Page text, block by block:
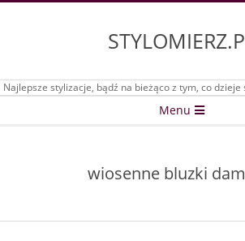
Najlepsze stylizacje, bądź na bieżąco z tym, co
Menu
wiosenne bluzki